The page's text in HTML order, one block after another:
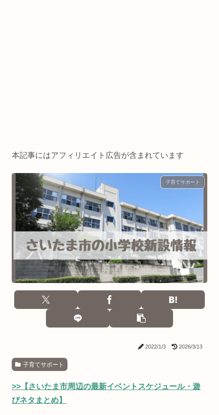
本記事にはアフィリエイト広告が含まれています
子育てサポート
2022/1/3 2026/3/13
子育てサポート
>>【さいたま市周辺の最新イベントスケジュール・遊
びネタまとめ】